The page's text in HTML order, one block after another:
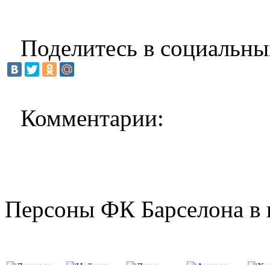
Поделитесь в
Комментарии:
Персоны ФК Барселона в